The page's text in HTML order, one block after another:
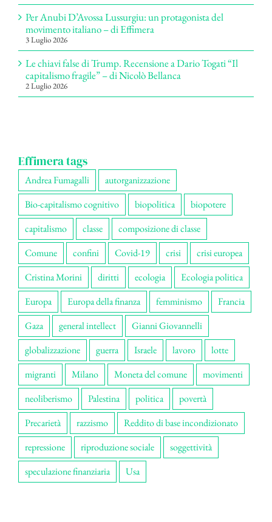
Per Anubi D’Avossa Lussurgiu: un protagonista del
movimento italiano – di Effimera
3 Luglio 2026
Le chiavi false di Trump. Recensione a Dario Togati “Il
capitalismo fragile” – di Nicolò Bellanca
2 Luglio 2026
Effimera tags
Andrea Fumagalli
autorganizzazione
Bio-capitalismo cognitivo
biopolitica
biopotere
capitalismo
classe
composizione di classe
Comune
confini Covid-19 crisi
crisi europea
Cristina Morini
diritti ecologia
Ecologia politica
Europa
Europa della finanza femminismo
Francia
Gaza
general intellect
Gianni Giovannelli
globalizzazione
guerra Israele lavoro
lotte
migranti
Milano Moneta del comune
movimenti
neoliberismo
Palestina politica
povertà
Precarietà
razzismo
Reddito di base incondizionato
repressione
riproduzione sociale
soggettività
speculazione finanziaria
Usa